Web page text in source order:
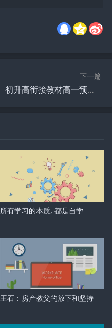
下一篇
初升高衔接教材高一预科班数学精品课程20讲
所有学习的本质, 都是自学
王石：房产教父的放下和坚持